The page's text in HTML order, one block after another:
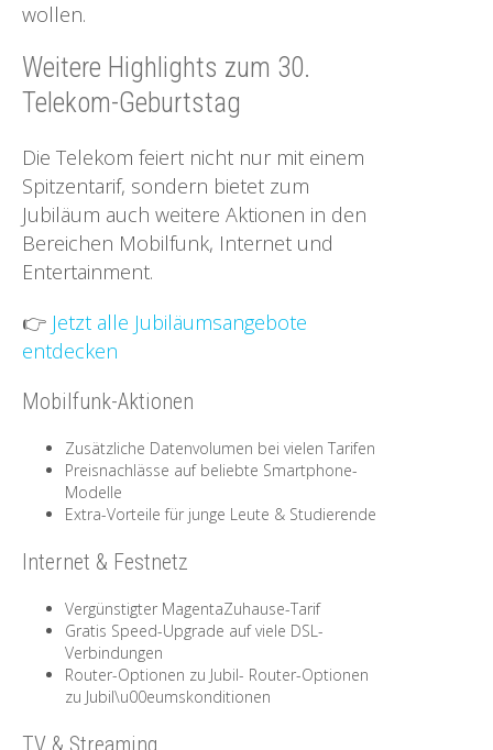
wollen.
Weitere Highlights zum 30.
Telekom-Geburtstag
Die Telekom feiert nicht nur mit einem
Spitzentarif, sondern bietet zum
Jubiläum auch weitere Aktionen in den
Bereichen Mobilfunk, Internet und
Entertainment.
👉 Jetzt alle Jubiläumsangebote
entdecken
Mobilfunk-Aktionen
Zusätzliche Datenvolumen bei vielen Tarifen
Preisnachlässe auf beliebte Smartphone-
Modelle
Extra-Vorteile für junge Leute & Studierende
Internet & Festnetz
Vergünstigter MagentaZuhause-Tarif
Gratis Speed-Upgrade auf viele DSL-
Verbindungen
Router-Optionen zu Jubil- Router-Optionen
zu Jubil\u00eumskonditionen
TV & Streaming